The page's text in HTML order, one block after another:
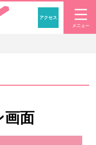
「アナウ
アクセス
画面